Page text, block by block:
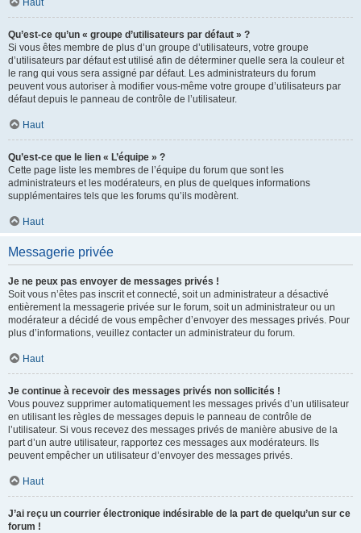
Haut
Qu’est-ce qu’un « groupe d’utilisateurs par défaut » ?
Si vous êtes membre de plus d’un groupe d’utilisateurs, votre groupe
d’utilisateurs par défaut est utilisé afin de déterminer quelle sera la couleur et
le rang qui vous sera assigné par défaut. Les administrateurs du forum
peuvent vous autoriser à modifier vous-même votre groupe d’utilisateurs par
défaut depuis le panneau de contrôle de l’utilisateur.
Haut
Qu’est-ce que le lien « L’équipe » ?
Cette page liste les membres de l’équipe du forum que sont les
administrateurs et les modérateurs, en plus de quelques informations
supplémentaires tels que les forums qu’ils modèrent.
Haut
Messagerie privée
Je ne peux pas envoyer de messages privés !
Soit vous n’êtes pas inscrit et connecté, soit un administrateur a désactivé
entièrement la messagerie privée sur le forum, soit un administrateur ou un
modérateur a décidé de vous empêcher d’envoyer des messages privés. Pour
plus d’informations, veuillez contacter un administrateur du forum.
Haut
Je continue à recevoir des messages privés non sollicités !
Vous pouvez supprimer automatiquement les messages privés d’un utilisateur
en utilisant les règles de messages depuis le panneau de contrôle de
l’utilisateur. Si vous recevez des messages privés de manière abusive de la
part d’un autre utilisateur, rapportez ces messages aux modérateurs. Ils
peuvent empêcher un utilisateur d’envoyer des messages privés.
Haut
J’ai reçu un courrier électronique indésirable de la part de quelqu’un sur ce
forum !